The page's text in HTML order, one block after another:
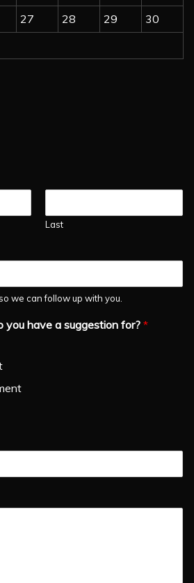
27 28 29
30
Last
we can follow up with you.
have a suggestion for? *